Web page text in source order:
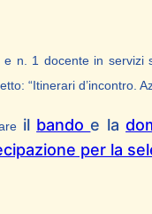
e n. 1 docente in servizi
“Itinerari d’incontro.
il bando e la
per la